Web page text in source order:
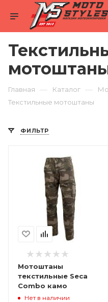
Главная — Каталог —
Текстильные мотоштаны
ФИЛЬТР
Мотоштаны
текстильные Seca
Combo камо
Нет в наличии